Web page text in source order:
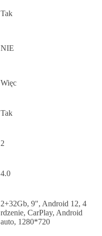
Tak
NIE
Więc
Tak
2
4.0
2+32Gb, 9", Android 12, 4
rdzenie, CarPlay, Android
auto, 1280*720